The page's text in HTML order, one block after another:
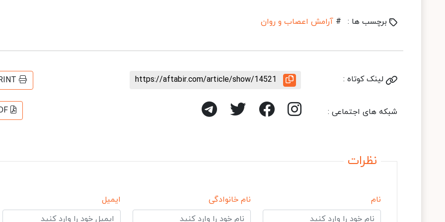
برچسب ها : # آرامش اعصاب و روان
لینک کوتاه : https://aftabir.com/article/show/14521
شبکه های اجتماعی :
نظرات
نام نام خانوادگی ایمیل